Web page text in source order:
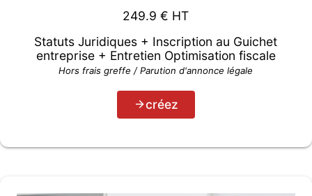
249.9 € HT
Statuts Juridiques + Inscription au Guichet
entreprise + Entretien Optimisation fiscale
Hors frais greffe / Parution d'annonce légale
créez